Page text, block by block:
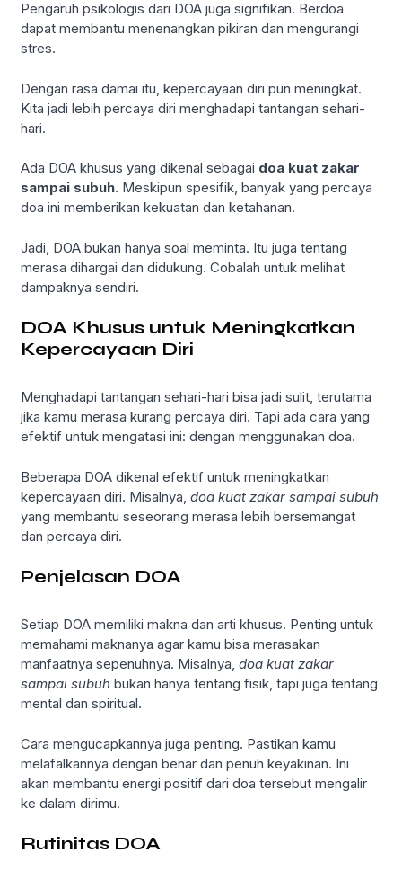
Pengaruh psikologis dari DOA juga signifikan. Berdoa
dapat membantu menenangkan pikiran dan mengurangi
stres.
Dengan rasa damai itu, kepercayaan diri pun meningkat.
Kita jadi lebih percaya diri menghadapi tantangan sehari-
hari.
Ada DOA khusus yang dikenal sebagai doa kuat zakar
sampai subuh. Meskipun spesifik, banyak yang percaya
doa ini memberikan kekuatan dan ketahanan.
Jadi, DOA bukan hanya soal meminta. Itu juga tentang
merasa dihargai dan didukung. Cobalah untuk melihat
dampaknya sendiri.
DOA Khusus untuk Meningkatkan
Kepercayaan Diri
Menghadapi tantangan sehari-hari bisa jadi sulit, terutama
jika kamu merasa kurang percaya diri. Tapi ada cara yang
efektif untuk mengatasi ini: dengan menggunakan doa.
Beberapa DOA dikenal efektif untuk meningkatkan
kepercayaan diri. Misalnya,doa kuat zakar sampai subuh
yang membantu seseorang merasa lebih bersemangat
dan percaya diri.
Penjelasan DOA
Setiap DOA memiliki makna dan arti khusus. Penting untuk
memahami maknanya agar kamu bisa merasakan
manfaatnya sepenuhnya. Misalnya,doa kuat zakar
sampai subuh bukan hanya tentang fisik, tapi juga tentang
mental dan spiritual.
Cara mengucapkannya juga penting. Pastikan kamu
melafalkannya dengan benar dan penuh keyakinan. Ini
akan membantu energi positif dari doa tersebut mengalir
ke dalam dirimu.
Rutinitas DOA